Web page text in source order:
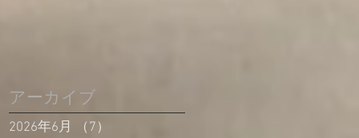
アーカイブ
2026年6月 （7）